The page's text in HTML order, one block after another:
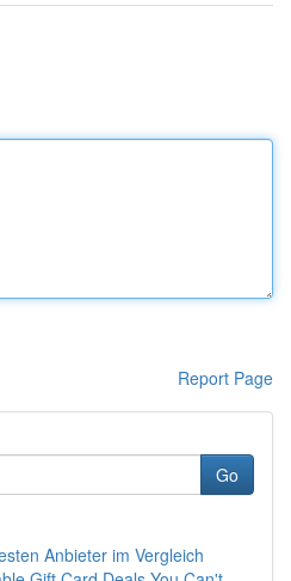
Report Page
Go
Anbieter im Vergleich